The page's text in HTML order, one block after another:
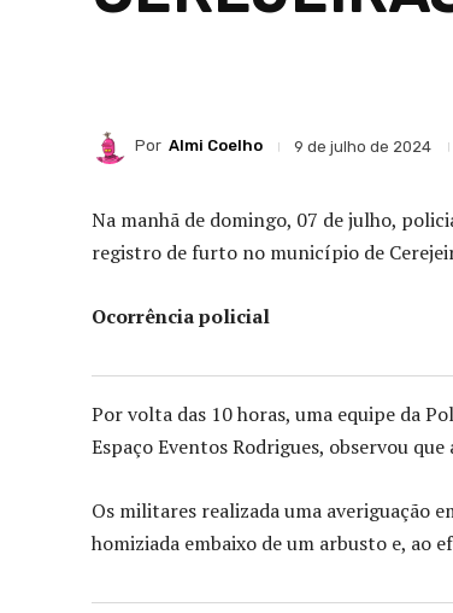
Por Almi Coelho 9 de julho de 2024
Na manhã de domingo, 07 de julho,
registro de furto no município de
Ocorrência policial
Por volta das 10 horas, uma equipe da
Espaço Eventos Rodrigues, observou
Os militares realizada uma averiguação
homiziada embaixo de um arbusto e,